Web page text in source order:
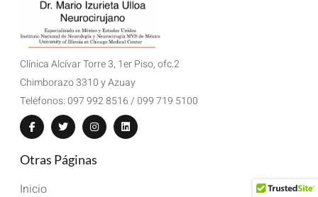
Clínica Alcívar Torre 3, 1er Piso, ofc.2
Chimborazo 3310 y Azuay
Teléfonos: 097 992 8516 / 099 719 5100
Otras Páginas
Inicio